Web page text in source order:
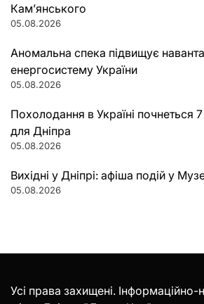
Кам’янського
05.08.2026
Аномальна спека підвищує
енергосистему України
05.08.2026
Похолодання в Україні почнеться
для Дніпра
05.08.2026
Вихідні у Дніпрі: афіша подій у
05.08.2026
Усі права захищені.